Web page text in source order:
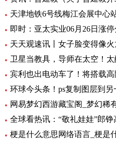
天津地铁6号线梅江会展中心
即时：亚太实业06月26日涨
卫星当教具，导师在太空！
网易梦幻西游藏宝阁_梦幻稀
梗是什么意思网络语言_梗是